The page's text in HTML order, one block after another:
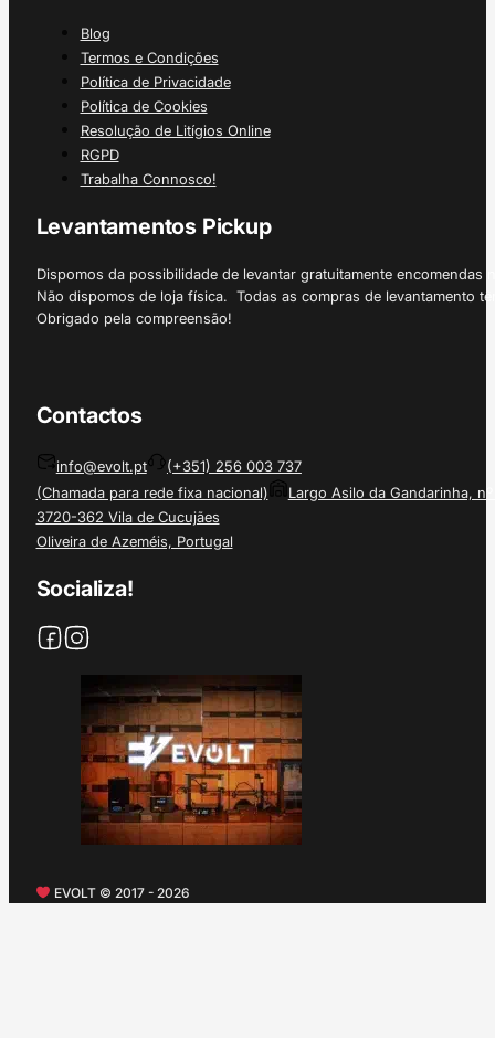
Blog
Termos e Condições
Política de Privacidade
Política de Cookies
Resolução de Litígios Online
RGPD
Trabalha Connosco!
Levantamentos Pickup
Dispomos da possibilidade de levantar gratuitamente
Não dispomos de loja física. Todas as compras de levantamento
Obrigado pela compreensão!
Contactos
info@evolt.pt
(+351) 256 003 737
(Chamada para rede fixa nacional)
Largo Asilo da Gandarinha, nº
3720-362 Vila de Cucujães
Oliveira de Azeméis, Portugal
Socializa!
EVOLT © 2017 - 2026